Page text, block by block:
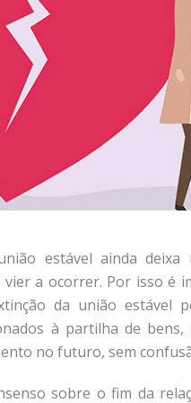
estável ainda
a ocorrer. Por isso é
da união estável
à partilha de
no futuro, sem
sobre o fim da